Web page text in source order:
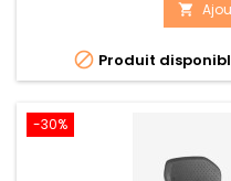

 Produit
-30%